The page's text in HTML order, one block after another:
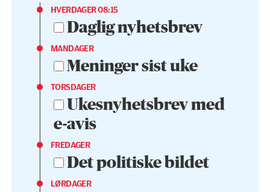
HVERDAGER 08:15
Daglig nyhetsbrev
MANDAGER
Meninger sist uke
TORSDAGER
Ukesnyhetsbrev med
e-avis
FREDAGER
Det politiske bildet
LØRDAGER